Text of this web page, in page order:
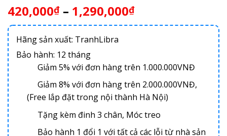
420,000₫ – 1,290,000₫
Hãng sản xuất: TranhLibra
Bảo hành: 12 tháng
Giảm 5% với đơn hàng trên 1.000.000VNĐ
Giảm 8% với đơn hàng trên 2.000.000VNĐ,
(Free lắp đặt trong nội thành Hà Nội)
Tặng kèm đinh 3 chân, Móc treo
Bảo hành 1 đổi 1 với tất cả các lỗi từ nhà sản